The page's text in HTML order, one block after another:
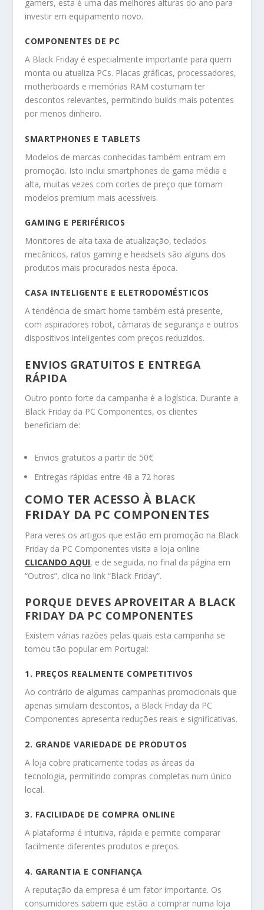
gamers, esta é uma das melhores alturas do ano para
investir em equipamento novo.
COMPONENTES DE PC
A Black Friday é especialmente importante para quem
monta ou atualiza PCs. Placas gráficas, processadores,
motherboards e memórias RAM costumam ter
descontos relevantes, permitindo builds mais potentes
por menos dinheiro.
SMARTPHONES E TABLETS
Modelos de marcas conhecidas também entram em
promoção. Isto inclui smartphones de gama média e
alta, muitas vezes com cortes de preço que tornam
modelos premium mais acessíveis.
GAMING E PERIFÉRICOS
Monitores de alta taxa de atualização, teclados
mecânicos, ratos gaming e headsets são alguns dos
produtos mais procurados nesta época.
CASA INTELIGENTE E ELETRODOMÉSTICOS
A tendência de smart home também está presente,
com aspiradores robot, câmaras de segurança e outros
dispositivos inteligentes com preços reduzidos.
ENVIOS GRATUITOS E ENTREGA
RÁPIDA
Outro ponto forte da campanha é a logística. Durante a
Black Friday da PC Componentes, os clientes
beneficiam de:
Envios gratuitos a partir de 50€
Entregas rápidas entre 48 a 72 horas
COMO TER ACESSO À BLACK
FRIDAY DA PC COMPONENTES
Para veres os artigos que estão em promoção na Black
Friday da PC Componentes visita a loja online
CLICANDO AQUI, e de seguida, no final da página em
“Outros”, clica no link “Black Friday”.
PORQUE DEVES APROVEITAR A BLACK
FRIDAY DA PC COMPONENTES
Existem várias razões pelas quais esta campanha se
tornou tão popular em Portugal:
1. PREÇOS REALMENTE COMPETITIVOS
Ao contrário de algumas campanhas promocionais que
apenas simulam descontos, a Black Friday da PC
Componentes apresenta reduções reais e significativas.
2. GRANDE VARIEDADE DE PRODUTOS
A loja cobre praticamente todas as áreas da
tecnologia, permitindo compras completas num único
local.
3. FACILIDADE DE COMPRA ONLINE
A plataforma é intuitiva, rápida e permite comparar
facilmente diferentes produtos e preços.
4. GARANTIA E CONFIANÇA
A reputação da empresa é um fator importante. Os
consumidores sabem que estão a comprar numa loja